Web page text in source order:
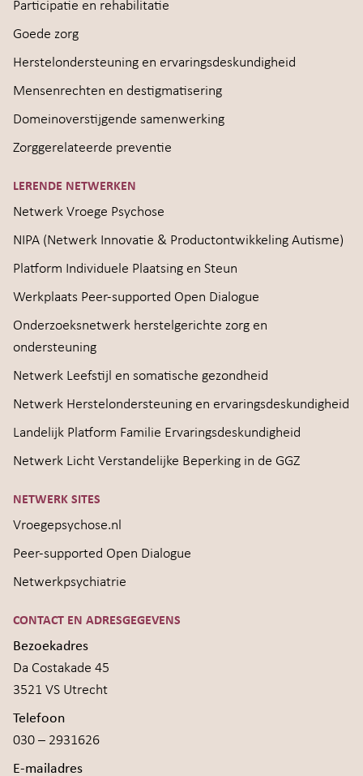
Participatie en rehabilitatie
Goede zorg
Herstelondersteuning en ervaringsdeskundigheid
Mensenrechten en destigmatisering
Domeinoverstijgende samenwerking
Zorggerelateerde preventie
LERENDE NETWERKEN
Netwerk Vroege Psychose
NIPA (Netwerk Innovatie & Productontwikkeling Autisme)
Platform Individuele Plaatsing en Steun
Werkplaats Peer-supported Open Dialogue
Onderzoeksnetwerk herstelgerichte zorg en
ondersteuning
Netwerk Leefstijl en somatische gezondheid
Netwerk Herstelondersteuning en ervaringsdeskundigheid
Landelijk Platform Familie Ervaringsdeskundigheid
Netwerk Licht Verstandelijke Beperking in de GGZ
NETWERK SITES
Vroegepsychose.nl
Peer-supported Open Dialogue
Netwerkpsychiatrie
CONTACT EN ADRESGEGEVENS
Bezoekadres
Da Costakade 45
3521 VS Utrecht
Telefoon
030 – 2931626
E-mailadres